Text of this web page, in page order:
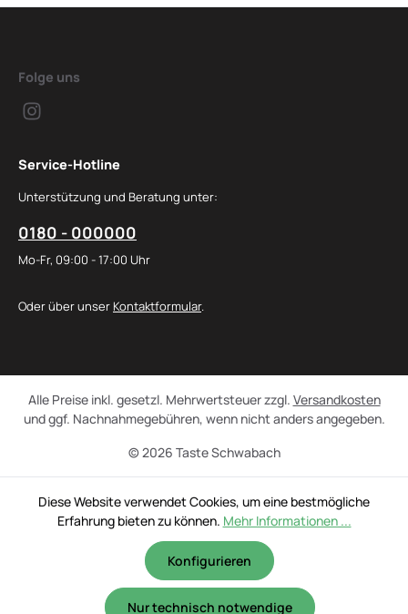
Folge uns
Service-Hotline
Unterstützung und Beratung unter:
0180 - 000000
Mo-Fr, 09:00 - 17:00 Uhr
Oder über unser Kontaktformular.
© 2026 Taste Schwabach
Alle Preise inkl. gesetzl. Mehrwertsteuer zzgl. Versandkosten
und ggf. Nachnahmegebühren, wenn nicht anders angegeben.
Diese Website verwendet Cookies, um eine bestmögliche
Erfahrung bieten zu können. Mehr Informationen ...
Nur technisch notwendige
Konfigurieren